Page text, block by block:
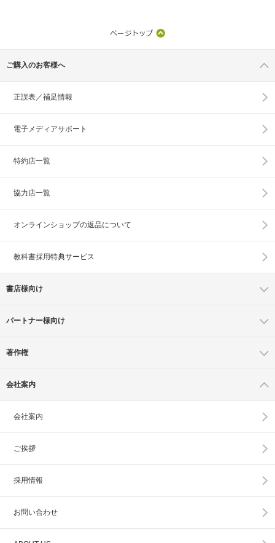
ご購入のお客様へ
正誤表／補足情報
電子メディアサポート
特約店一覧
協力店一覧
オンラインショップの返品について
教科書採用特典サービス
書店様向け
パートナー様向け
著作権
会社案内
会社案内
ご挨拶
採用情報
お問い合わせ